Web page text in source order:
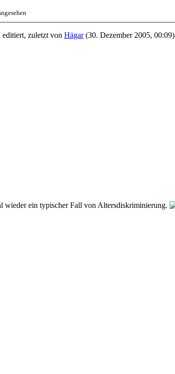
zuletzt von Hägar(30. Dezember 2005, 00:09)
wieder ein typischer Fall von Altersdiskriminierung.